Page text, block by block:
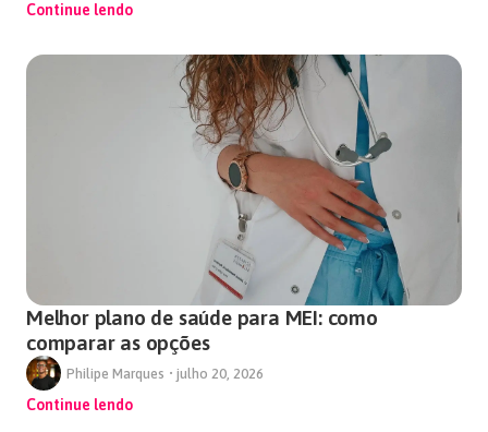
Continue lendo
Melhor plano de saúde para MEI: como
comparar as opções
Philipe Marques • julho 20, 2026
Continue lendo